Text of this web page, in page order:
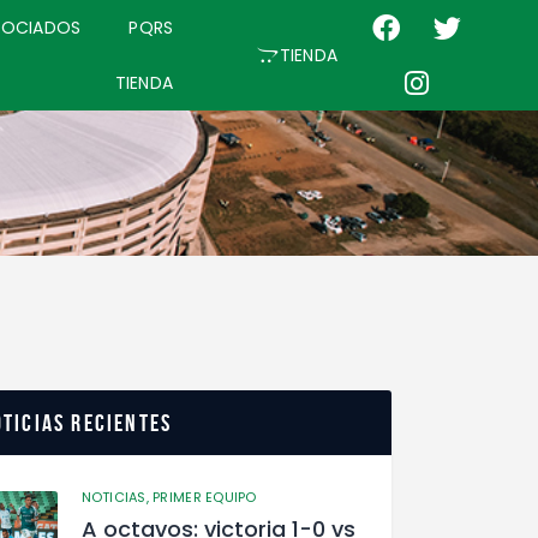
PQRS
TIENDA
TIENDA
recientes
NOTICIAS,PRIMER EQUIPO
A octavos: victoria 1-0 vs